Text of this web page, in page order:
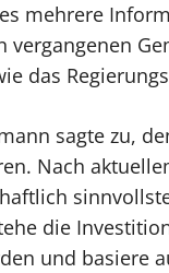
mehrere
vergangenen
das
sagte zu,
Nach
die
und basiere